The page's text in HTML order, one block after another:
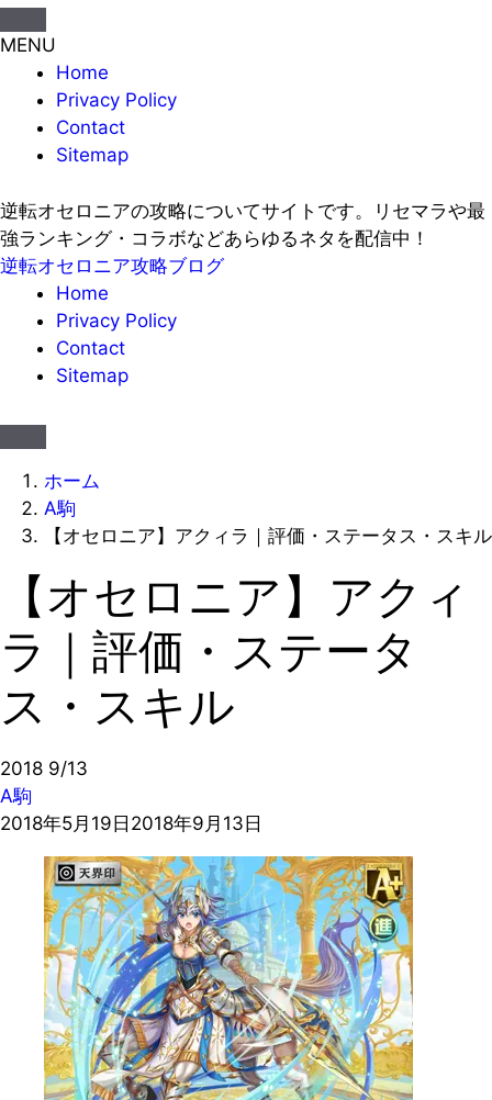
MENU
Home
Privacy Policy
Contact
Sitemap
逆転オセロニアの攻略についてサイトです。リセマラや最
強ランキング・コラボなどあらゆるネタを配信中！
逆転オセロニア攻略ブログ
Home
Privacy Policy
Contact
Sitemap
ホーム
A駒
【オセロニア】アクィラ｜評価・ステータス・スキル
【オセロニア】アクィ
ラ｜評価・ステータ
ス・スキル
2018 9/13
A駒
2018年5月19日 2018年9月13日